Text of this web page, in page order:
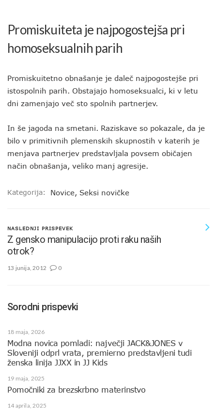
Promiskuiteta je najpogostejša pri
homoseksualnih parih
Promiskuitetno obnašanje je daleč najpogostejše pri
istospolnih parih. Obstajajo homoseksualci, ki v letu
dni zamenjajo več sto spolnih partnerjev.
In še jagoda na smetani. Raziskave so pokazale, da je
bilo v primitivnih plemenskih skupnostih v katerih je
menjava partnerjev predstavljala povsem običajen
način obnašanja, veliko manj agresije.
Kategorija: Novice, Seksi novičke
NASLEDNJI PRISPEVEK
Z gensko manipulacijo proti raku naših
otrok?
13 junija, 2012 0
Sorodni prispevki
18 maja, 2026
Modna novica pomladi: največji JACK&JONES v
Sloveniji odprl vrata, premierno predstavljeni tudi
ženska linija JJXX in JJ Kids
19 maja, 2025
Pomočniki za brezskrbno materinstvo
14 aprila, 2025